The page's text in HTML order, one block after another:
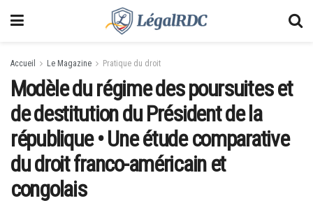
Accueil Le Magazine Pratique du droit
Modèle du régime des poursuites et
de destitution du Président de la
république • Une étude comparative
du droit franco-américain et
congolais